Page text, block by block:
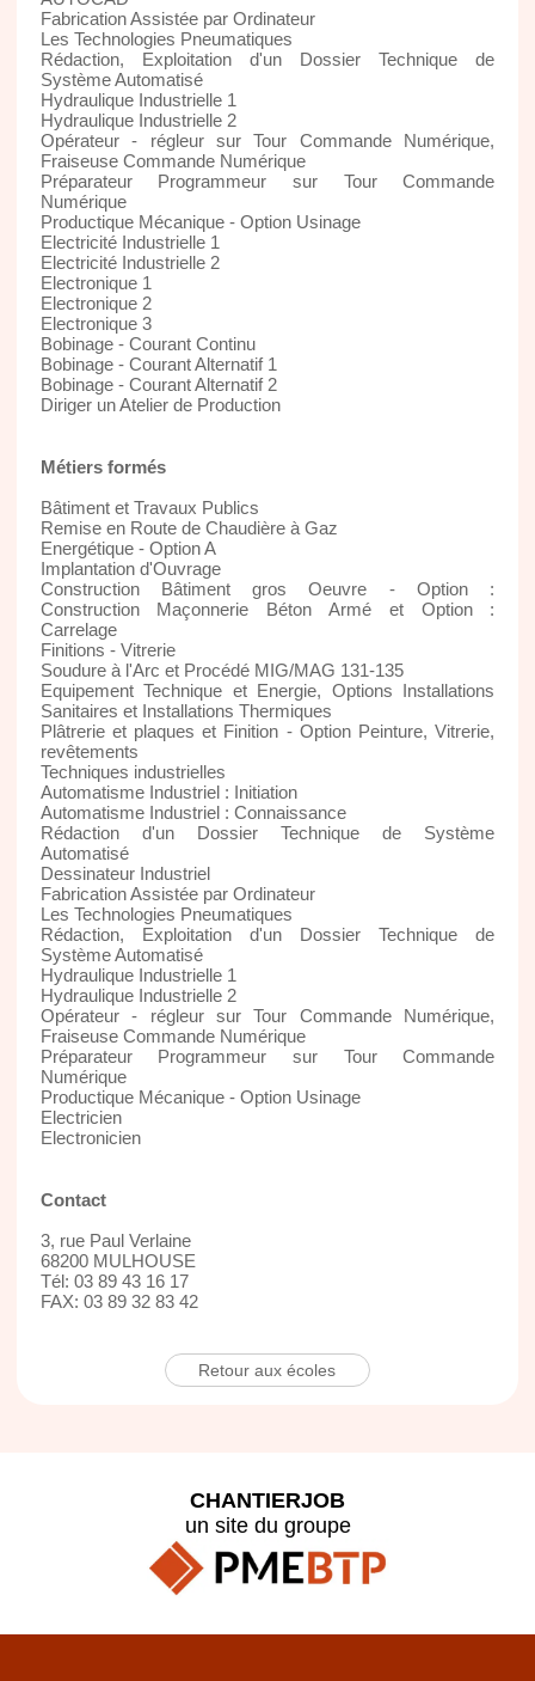
Fabrication Assistée par Ordinateur
Les Technologies Pneumatiques
Rédaction, Exploitation d'un Dossier Technique de
Système Automatisé
Hydraulique Industrielle 1
Hydraulique Industrielle 2
Opérateur - régleur sur Tour Commande Numérique,
Fraiseuse Commande Numérique
Préparateur Programmeur sur Tour Commande
Numérique
Productique Mécanique - Option Usinage
Electricité Industrielle 1
Electricité Industrielle 2
Electronique 1
Electronique 2
Electronique 3
Bobinage - Courant Continu
Bobinage - Courant Alternatif 1
Bobinage - Courant Alternatif 2
Diriger un Atelier de Production
Métiers formés
Bâtiment et Travaux Publics
Remise en Route de Chaudière à Gaz
Energétique - Option A
Implantation d'Ouvrage
Construction Bâtiment gros Oeuvre - Option :
Construction Maçonnerie Béton Armé et Option :
Carrelage
Finitions - Vitrerie
Soudure à l'Arc et Procédé MIG/MAG 131-135
Equipement Technique et Energie, Options Installations
Sanitaires et Installations Thermiques
Plâtrerie et plaques et Finition - Option Peinture, Vitrerie,
revêtements
Techniques industrielles
Automatisme Industriel : Initiation
Automatisme Industriel : Connaissance
Rédaction d'un Dossier Technique de Système
Automatisé
Dessinateur Industriel
Fabrication Assistée par Ordinateur
Les Technologies Pneumatiques
Rédaction, Exploitation d'un Dossier Technique de
Système Automatisé
Hydraulique Industrielle 1
Hydraulique Industrielle 2
Opérateur - régleur sur Tour Commande Numérique,
Fraiseuse Commande Numérique
Préparateur Programmeur sur Tour Commande
Numérique
Productique Mécanique - Option Usinage
Electricien
Electronicien
Contact
3, rue Paul Verlaine
68200 MULHOUSE
Tél: 03 89 43 16 17
FAX: 03 89 32 83 42
Retour aux écoles
CHANTIERJOB
un site du groupe